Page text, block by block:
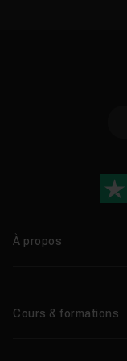
À propos
Cours & formations